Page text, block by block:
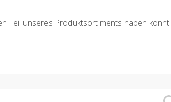
Teil unseres Produktsortiments haben könnt.